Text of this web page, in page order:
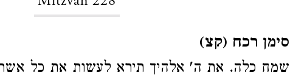
סימן רכח (קצ)
שמח כלה. את ה' אלהיך תירא לעשות את כל